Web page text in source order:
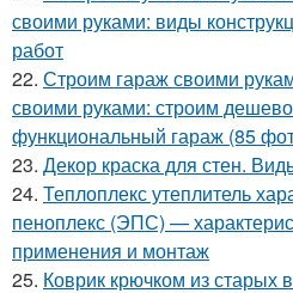
своими руками: виды
работ
22. Строим гараж своими
своими руками: строим
функциональный гараж (85
23. Декор краска для стен.
24. Теплоплекс утеплитель
пеноплекс (ЭПС) —
применения и монтаж
25. Коврик крючком из старых